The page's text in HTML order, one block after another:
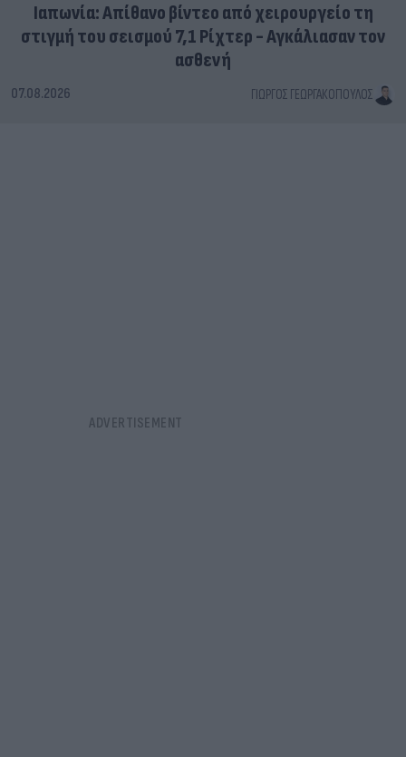
Ιαπωνία: Απίθανο βίντεο από χειρουργείο τη
στιγμή του σεισμού 7,1 Ρίχτερ - Αγκάλιασαν τον
ασθενή
07.08.2026 ΓΙΏΡΓΟΣ ΓΕΩΡΓΑΚΌΠΟΥΛΟΣ